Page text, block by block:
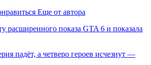
Еще от автора
расширенного показа GTA 6 и показала
падёт, а четверо героев исчезнут —